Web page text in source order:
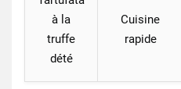
à la
truffe
dété
Cuisine
rapide